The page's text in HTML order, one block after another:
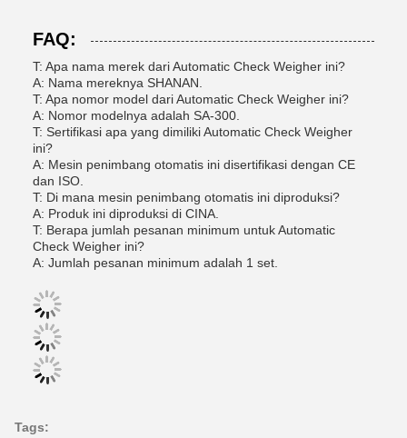
FAQ:
T: Apa nama merek dari Automatic Check Weigher ini?
A: Nama mereknya SHANAN.
T: Apa nomor model dari Automatic Check Weigher ini?
A: Nomor modelnya adalah SA-300.
T: Sertifikasi apa yang dimiliki Automatic Check Weigher
ini?
A: Mesin penimbang otomatis ini disertifikasi dengan CE
dan ISO.
T: Di mana mesin penimbang otomatis ini diproduksi?
A: Produk ini diproduksi di CINA.
T: Berapa jumlah pesanan minimum untuk Automatic
Check Weigher ini?
A: Jumlah pesanan minimum adalah 1 set.
Tags: